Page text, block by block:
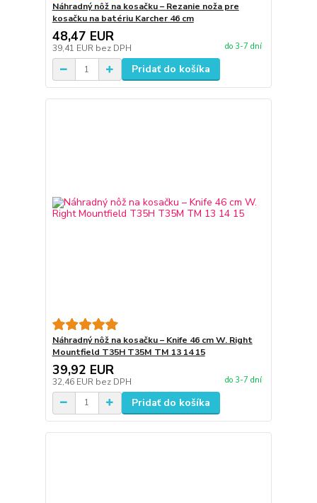
Náhradný nôž na kosačku – Rezanie noža pre
kosačku na batériu Karcher 46 cm
48,47 EUR
39,41 EUR bez DPH do 3-7 dní
Pridať do košíka
Náhradný nôž na kosačku – Knife 46 cm W. Right
Mountfield T35H T35M TM 13 14 15
39,92 EUR
32,46 EUR bez DPH do 3-7 dní
Pridať do košíka